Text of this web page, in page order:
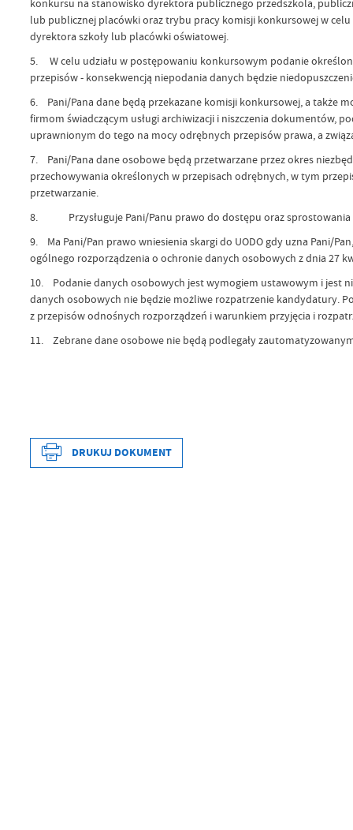
konkursu na stanowisko dyrektora publicznego przedszkola,
lub publicznej placówki oraz trybu pracy komisji konkursowej w
dyrektora szkoły lub placówki oświatowej.
5. W celu udziału w postępowaniu konkursowym podanie
przepisów - konsekwencją niepodania danych będzie
6. Pani/Pana dane będą przekazane komisji konkursowej, a także
firmom świadczącym usługi archiwizacji i niszczenia dokumentów,
uprawnionym do tego na mocy odrębnych przepisów prawa, a
7. Pani/Pana dane osobowe będą przetwarzane przez okres
przechowywania określonych w przepisach odrębnych, w tym
przetwarzanie.
8. Przysługuje Pani/Panu prawo do dostępu oraz sprostowania
9. Ma Pani/Pan prawo wniesienia skargi do UODO gdy uzna Pani/
ogólnego rozporządzenia o ochronie danych osobowych z dnia 27
10. Podanie danych osobowych jest wymogiem ustawowym i jest
danych osobowych nie będzie możliwe rozpatrzenie kandydatury.
z przepisów odnośnych rozporządzeń i warunkiem przyjęcia i
11. Zebrane dane osobowe nie będą podlegały
Wytworzył
DRUKUJ DOKUMENT